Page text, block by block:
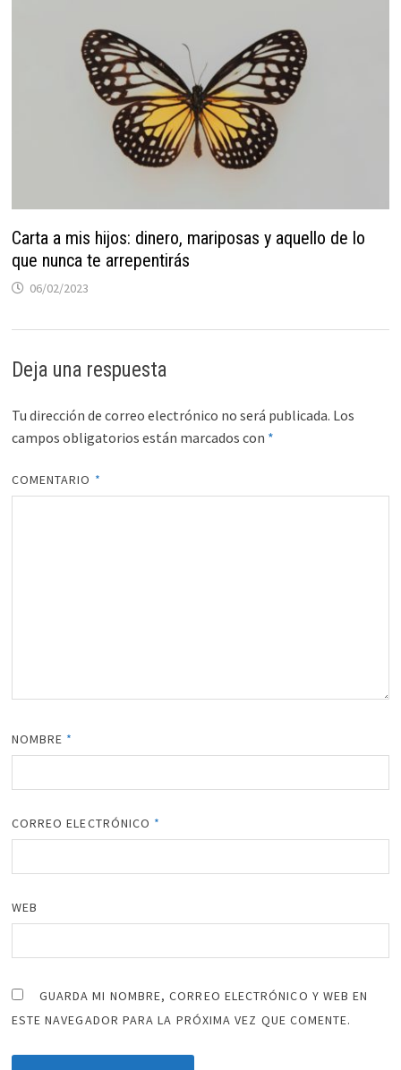
Carta a mis hijos: dinero, mariposas y aquello de lo
que nunca te arrepentirás
06/02/2023
Deja una respuesta
Tu dirección de correo electrónico no será publicada. Los
campos obligatorios están marcados con *
COMENTARIO *
NOMBRE *
CORREO ELECTRÓNICO *
WEB
GUARDA MI NOMBRE, CORREO ELECTRÓNICO Y WEB EN
ESTE NAVEGADOR PARA LA PRÓXIMA VEZ QUE COMENTE.